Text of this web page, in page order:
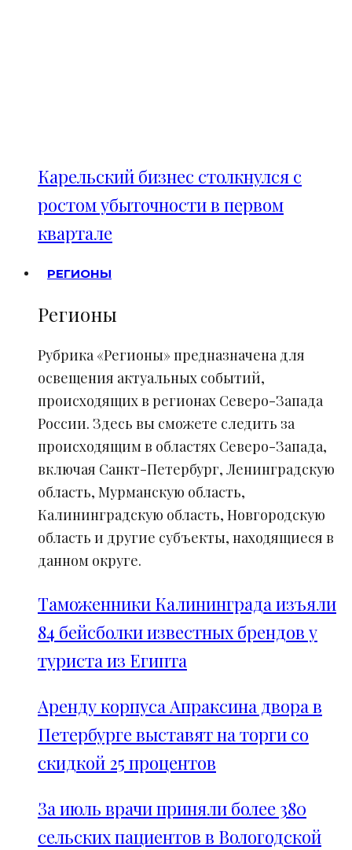
Карельский бизнес столкнулся с
ростом убыточности в первом
квартале
РЕГИОНЫ
Регионы
Рубрика «Регионы» предназначена для
освещения актуальных событий,
происходящих в регионах Северо-Запада
России. Здесь вы сможете следить за
происходящим в областях Северо-Запада,
включая Санкт-Петербург, Ленинградскую
область, Мурманскую область,
Калининградскую область, Новгородскую
область и другие субъекты, находящиеся в
данном округе.
Таможенники Калининграда изъяли
84 бейсболки известных брендов у
туриста из Египта
Аренду корпуса Апраксина двора в
Петербурге выставят на торги со
скидкой 25 процентов
За июль врачи приняли более 380
сельских пациентов в Вологодской